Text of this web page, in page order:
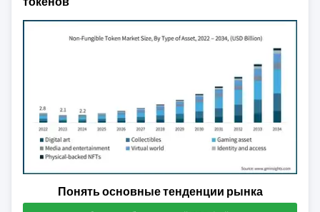
Понять основные тенденции рынка